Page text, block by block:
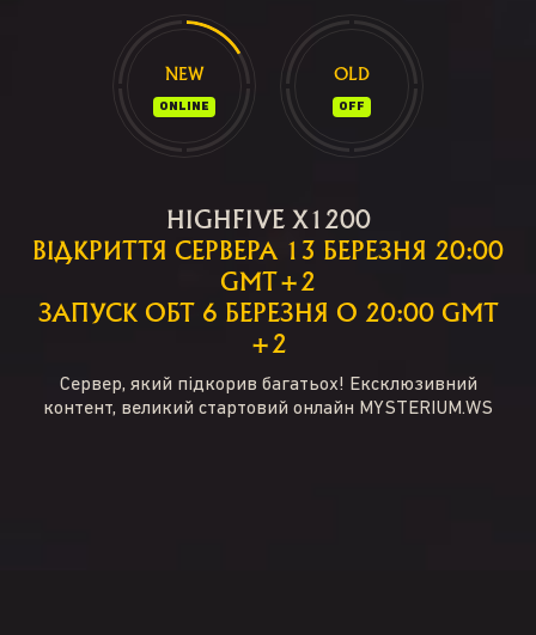
NEW
ONLINE
OLD
OFF
HIGHFIVE X1200
ВІДКРИТТЯ СЕРВЕРА 13 БЕРЕЗНЯ 20:00
GMT+2
ЗАПУСК ОБТ 6 БЕРЕЗНЯ О 20:00 GMT
+2
Сервер, який підкорив багатьох! Ексклюзивний
контент, великий стартовий онлайн MYSTERIUM.WS